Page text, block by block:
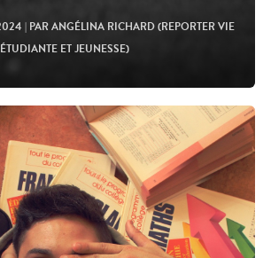
| PAR ANGÉLINA RICHARD (REPORTER VIE
ÉTUDIANTE ET JEUNESSE)
Lire l'article